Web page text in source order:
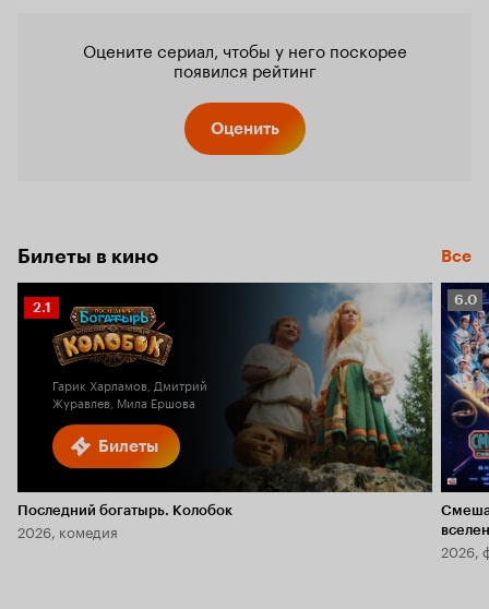
Оцените сериал, чтобы у него поскорее
появился рейтинг
Оценить
Билеты в кино Все
Билеты
Рейтинг
Кинопоиска
2.1
Гарик Харламов, Дмитрий
Журавлев, Мила Ершова
Последний богатырь. Колобок
2026, комедия
6.0
6.0
2026,